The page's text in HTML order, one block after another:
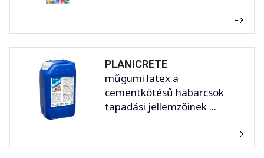
PLANICRETE
műgumi latex a
cementkötésű habarcsok
tapadási jellemzőinek ...